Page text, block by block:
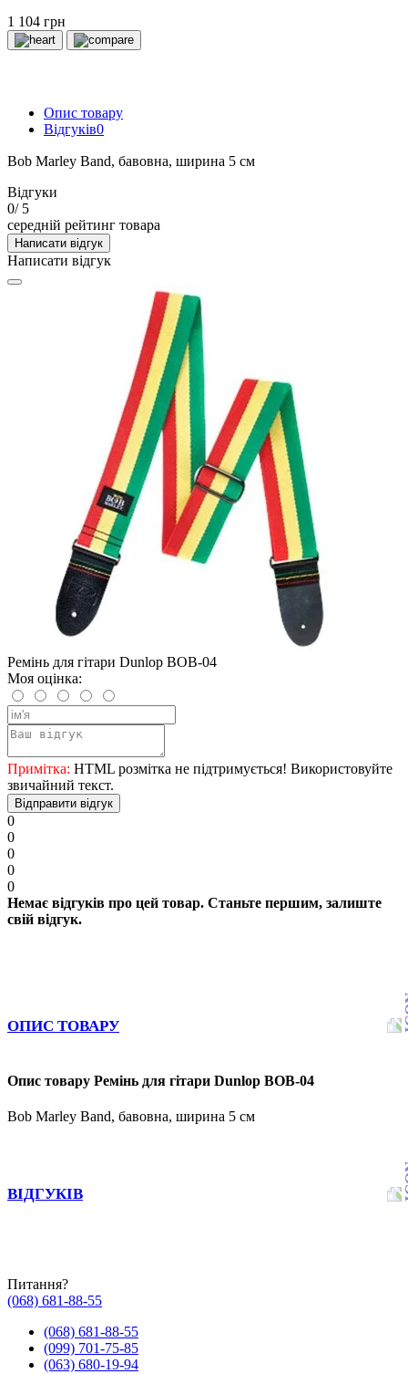
1 104 грн
Опис товару
Відгуків0
Bob Marley Band, бавовна, ширина 5 см
Відгуки
0/ 5
середній рейтинг товара
Написати відгук
Написати відгук
Ремінь для гітари Dunlop BOB-04
Моя оцінка:
Примітка: HTML розмітка не підтримується! Використовуйте
звичайний текст.
Відправити відгук
0
0
0
0
0
Немає відгуків про цей товар. Станьте першим, залиште
свій відгук.
ОПИС ТОВАРУ
Опис товару Ремінь для гітари Dunlop BOB-04
Bob Marley Band, бавовна, ширина 5 см
ВІДГУКІВ
Питання?
(068) 681-88-55
(068) 681-88-55
(099) 701-75-85
(063) 680-19-94